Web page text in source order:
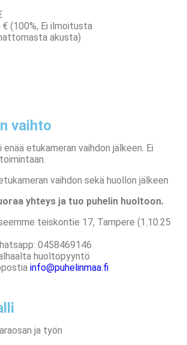
€ (100%, Ei ilmoitusta
akusta)
vaihto
etukameran vaihdon jälkeen. Ei
vaihdon sekä huollon jälkeen
yhteys ja tuo puhelin huoltoon.
teiskontie 17, Tampere (1.10.25
0458469146
huoltopyyntö
info@puhelinmaa.fi
ja työn